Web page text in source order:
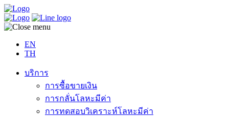
EN
TH
บริการ
การซื้อขายเงิน
การกลั่นโลหะมีค่า
การทดสอบวิเคราะห์โลหะมีค่า